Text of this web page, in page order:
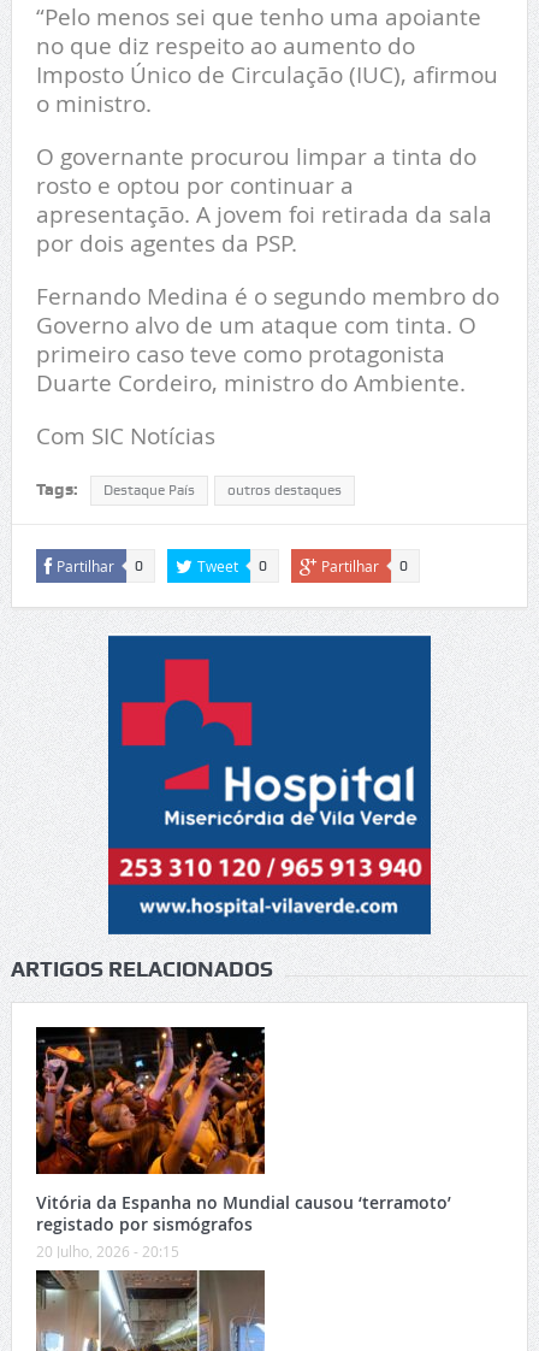
“Pelo menos sei que tenho uma apoiante
no que diz respeito ao aumento do
Imposto Único de Circulação (IUC), afirmou
o ministro.
O governante procurou limpar a tinta do
rosto e optou por continuar a
apresentação. A jovem foi retirada da sala
por dois agentes da PSP.
Fernando Medina é o segundo membro do
Governo alvo de um ataque com tinta. O
primeiro caso teve como protagonista
Duarte Cordeiro, ministro do Ambiente.
Com SIC Notícias
Tags: Destaque País outros destaques
Partilhar 0 Tweet 0 Partilhar 0
ARTIGOS RELACIONADOS
Vitória da Espanha no Mundial causou ‘terramoto’
registado por sismógrafos
20 Julho, 2026 - 20:15